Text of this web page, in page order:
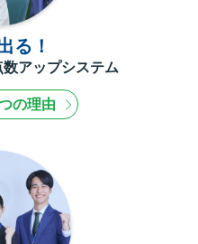
る！
アップシステム
の理由